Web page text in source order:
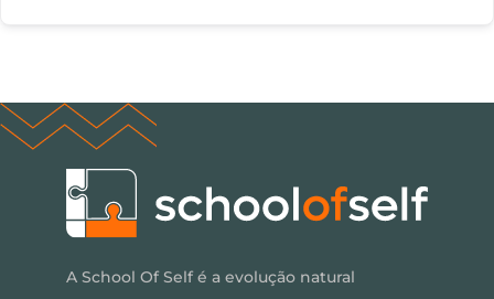
A School Of Self é a evolução natural